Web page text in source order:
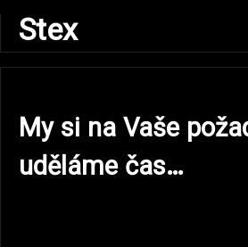
Skip
content
Stex
My si na Vaše
uděláme čas…